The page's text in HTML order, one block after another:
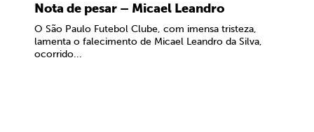
Nota de pesar – Micael Leandro
O São Paulo Futebol Clube, com imensa tristeza,
lamenta o falecimento de Micael Leandro da Silva,
ocorrido...